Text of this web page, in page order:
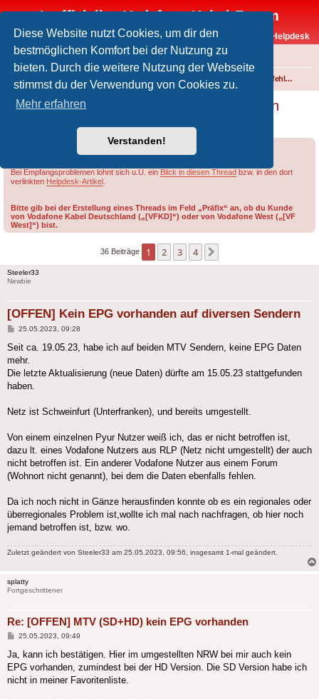
Diese Website nutzt Cookies, um dir den
bestmöglichen Komfort bei der Nutzung zu
bieten. Durch die weitere Nutzung der Webseite
stimmst du der Verwendung von Cookies zu.
Mehr erfahren
Verstanden!
Inoffizielles Vodafone-Kabel-Forum
Vodafone-Kabel-Helpdesk
FAQ
Foren-Übersicht Einspeisefehler und überregionale Störungen
[OFFEN] Kein EPG vorhanden auf diversen
Bei Empfangsproblemen lohnt sich u.U. ein Blick in diesen Thread bzw. in den dort
verlinkten Helpdesk-Artikel
Bitte gib bei der Erstellung eines Threads im Feld „Präfix“ an, ob du Kunde
von Vodafone Kabel Deutschland („[VFKD]“) oder von Vodafone West („[VF
West]“) bist.
36 Beiträge 1 2 3 4
Steeler33
Newbie
[OFFEN] Kein EPG vorhanden auf diversen Sendern
Beitrag
25.05.2023, 09:28
Seit ca. 19.05.23, habe ich auf beiden MTV Sendern, keine EPG Daten
mehr.
Die letzte Aktualisierung (neue Daten) dürfte am 15.05.23 stattgefunden
haben.
Netz ist Schweinfurt (Unterfranken), und bereits umgestellt.
Von einem einzelnen Pyur Nutzer weiß ich, das er nicht betroffen ist,
dazu lt. eines Vodafone Nutzers aus RLP (Netz nicht umgestellt) der auch
nicht betroffen ist. Ein anderer Vodafone Nutzer aus einem Forum
(Wohnort nicht genannt), bei dem die Daten ebenfalls fehlen.
Da ich noch nicht in Gänze herausfinden konnte ob es ein regionales oder
überregionales Problem ist,wollte ich mal nach nachfragen, ob hier noch
jemand betroffen ist, bzw. wo.
Zuletzt geändert von Steeler33 am 25.05.2023, 09:56, insgesamt 1-mal geändert.
splatty
Fortgeschrittener
Re: [OFFEN] MTV (SD+HD) kein EPG vorhanden
Beitrag
25.05.2023, 09:49
Ja, kann ich bestätigen. Hier im umgestellten NRW bei mir auch kein
EPG vorhanden, zumindest bei der HD Version. Die SD Version habe ich
nicht in meiner Favoritenliste.